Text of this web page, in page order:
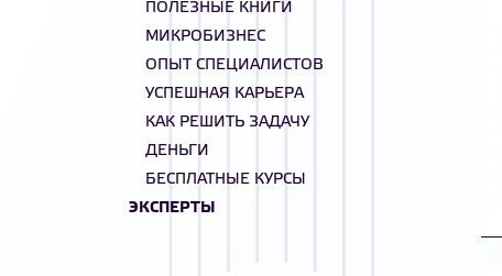
ПОЛЕЗНЫЕ КНИГИ
МИКРОБИЗНЕС
ОПЫТ СПЕЦИАЛИСТОВ
УСПЕШНАЯ КАРЬЕРА
КАК РЕШИТЬ ЗАДАЧУ
ДЕНЬГИ
БЕСПЛАТНЫЕ КУРСЫ
ЭКСПЕРТЫ